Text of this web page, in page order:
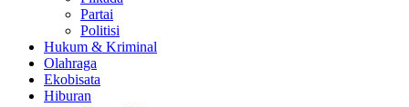
Partai
Politisi
Hukum & Kriminal
Olahraga
Ekobisata
Hiburan